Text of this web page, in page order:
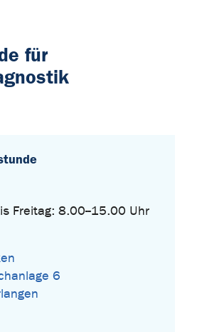
für
Freitag: 8.00--15.00 Uhr
6